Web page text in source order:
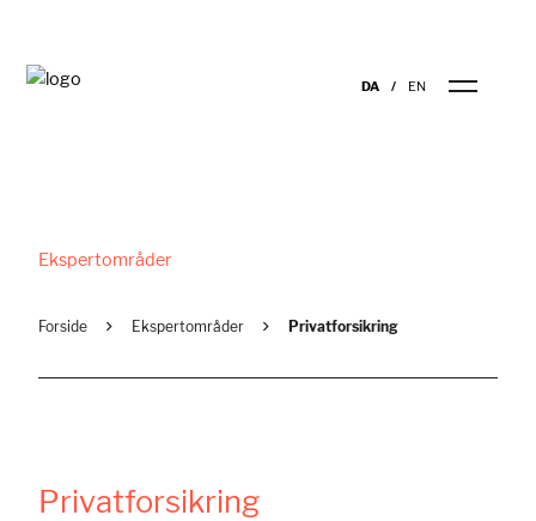
DA EN
Ekspertområder
Forside Ekspertområder Privatforsikring
Privatforsikring